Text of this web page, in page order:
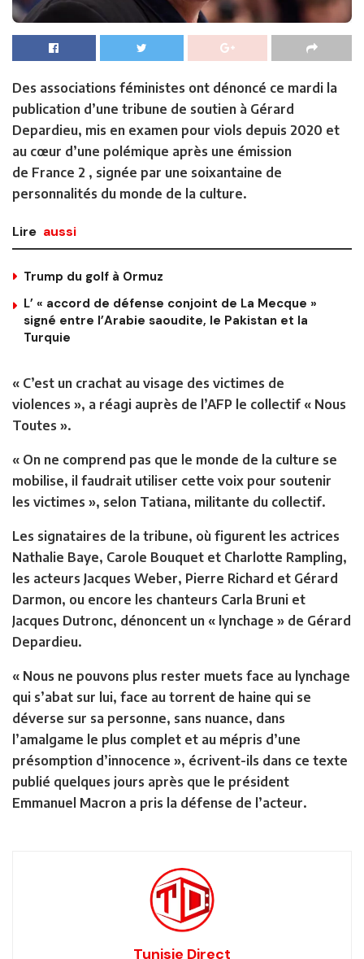
Des associations féministes ont dénoncé ce mardi la
publication d’une tribune de soutien à Gérard
Depardieu, mis en examen pour viols depuis 2020 et
au cœur d’une polémique après une émission
de France 2 , signée par une soixantaine de
personnalités du monde de la culture.
Lire aussi
Trump du golf à Ormuz
L’ « accord de défense conjoint de La Mecque »
signé entre l’Arabie saoudite, le Pakistan et la
Turquie
« C’est un crachat au visage des victimes de
violences », a réagi auprès de l’AFP le collectif « Nous
Toutes ».
« On ne comprend pas que le monde de la culture se
mobilise, il faudrait utiliser cette voix pour soutenir
les victimes », selon Tatiana, militante du collectif.
Les signataires de la tribune, où figurent les actrices
Nathalie Baye, Carole Bouquet et Charlotte Rampling,
les acteurs Jacques Weber, Pierre Richard et Gérard
Darmon, ou encore les chanteurs Carla Bruni et
Jacques Dutronc, dénoncent un « lynchage » de Gérard
Depardieu.
« Nous ne pouvons plus rester muets face au lynchage
qui s’abat sur lui, face au torrent de haine qui se
déverse sur sa personne, sans nuance, dans
l’amalgame le plus complet et au mépris d’une
présomption d’innocence », écrivent-ils dans ce texte
publié quelques jours après que le président
Emmanuel Macron a pris la défense de l’acteur.
Tunisie Direct